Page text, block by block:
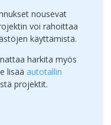
nousevat
voi rahoittaa
käyttämistä.
harkita myös
lisää autotallin
projektit.